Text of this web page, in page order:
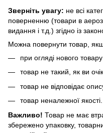
Зверніть увагу: не всі
поверненню (товари в
видання і т.д.) згідно із
Можна повернути товар,
при огляді нового
товар не такий, як ви
товар не відповідає
товар неналежної якості.
Важливо! Товар не має
збережено упаковку,